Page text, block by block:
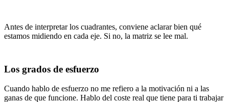
Antes de interpretar los cuadrantes, conviene aclarar bien qué
estamos midiendo en cada eje. Si no, la matriz se lee mal.
Los grados de esfuerzo
Cuando hablo de esfuerzo no me refiero a la motivación ni a las
ganas de que funcione. Hablo del coste real que tiene para ti trabajar